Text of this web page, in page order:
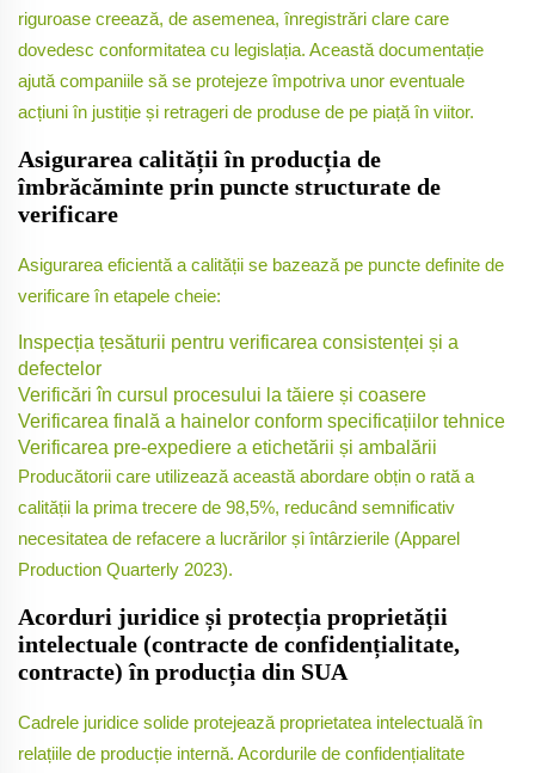
riguroase creează, de asemenea, înregistrări clare care
dovedesc conformitatea cu legislația. Această documentație
ajută companiile să se protejeze împotriva unor eventuale
acțiuni în justiție și retrageri de produse de pe piață în viitor.
Asigurarea calității în producția de
îmbrăcăminte prin puncte structurate de
verificare
Asigurarea eficientă a calității se bazează pe puncte definite de
verificare în etapele cheie:
Inspecția țesăturii pentru verificarea consistenței și a
defectelor
Verificări în cursul procesului la tăiere și coasere
Verificarea finală a hainelor conform specificațiilor tehnice
Verificarea pre-expediere a etichetării și ambalării
Producătorii care utilizează această abordare obțin o rată a
calității la prima trecere de 98,5%, reducând semnificativ
necesitatea de refacere a lucrărilor și întârzierile (Apparel
Production Quarterly 2023).
Acorduri juridice și protecția proprietății
intelectuale (contracte de confidențialitate,
contracte) în producția din SUA
Cadrele juridice solide protejează proprietatea intelectuală în
relațiile de producție internă. Acordurile de confidențialitate